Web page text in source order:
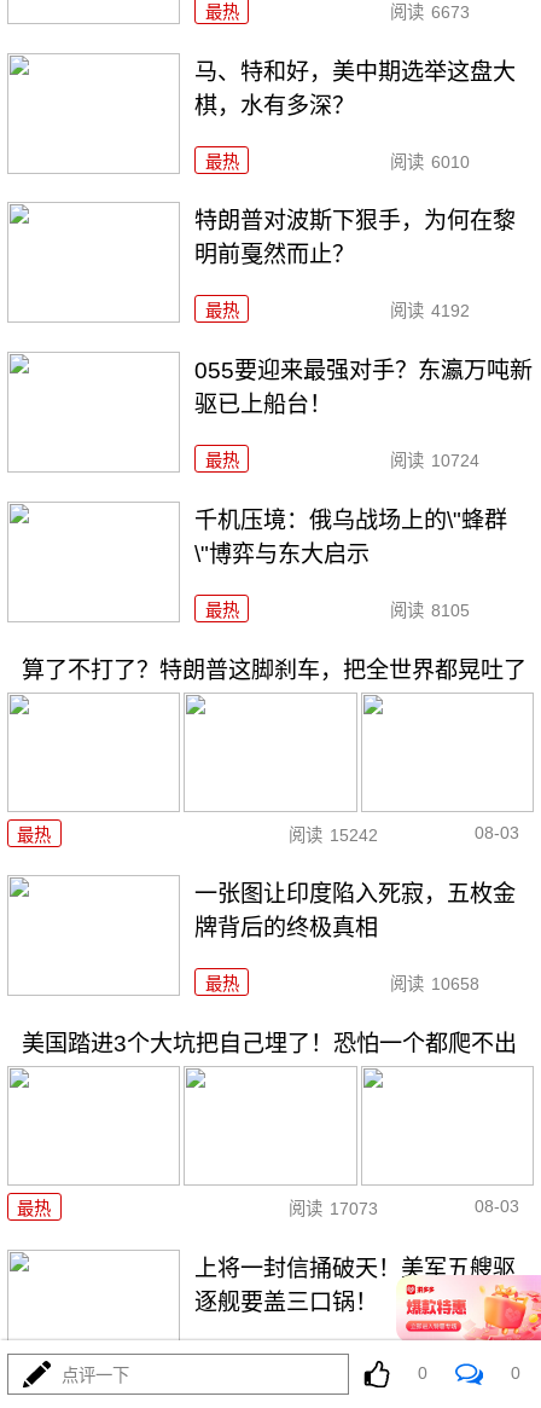
最热 阅读 6673
马、特和好，美中期选举这盘大
棋，水有多深？
最热 阅读 6010
特朗普对波斯下狠手，为何在黎
明前戛然而止？
最热 阅读 4192
055要迎来最强对手？东瀛万吨新
驱已上船台！
最热 阅读 10724
千机压境：俄乌战场上的\"蜂群
\"博弈与东大启示
最热 阅读 8105
算了不打了？特朗普这脚刹车，把全世界都晃吐了
最热 阅读 15242 08-03
一张图让印度陷入死寂，五枚金
牌背后的终极真相
最热 阅读 10658
美国踏进3个大坑把自己埋了！恐怕一个都爬不出
最热 阅读 17073 08-03
上将一封信捅破天！美军五艘驱
逐舰要盖三口锅！
最热
点评一下 0 0